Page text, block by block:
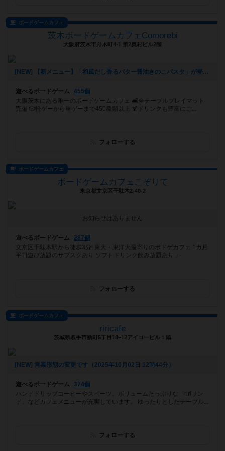
ボードゲームカフェ
茨木ボードゲームカフェComorebi
大阪府茨木市舟木町4-1 第2奥村ビル2階
[NEW] 【新メニュー】「和風だし香るバター醤油きのこパスタ」が登場！（2026年01月28日 20時37分）
遊べるボードゲーム
455個
大阪茨木にある唯一のボードゲームカフェ 🛋全テーブルプレイマット
完備 🎲軽ゲーから重ゲーまで450種類以上 🍹ドリンクも豊富にご...
フォローする
ボードゲームカフェ
ボードゲームカフェこぞりて
東京都文京区千駄木2-40-2
お知らせはありません
遊べるボードゲーム
287個
文京区千駄木駅から徒歩3分! 東大・東洋大最寄りのボドゲカフェ 1カ月
平日遊び放題のサブスクあり ソフトドリンク飲み放題あり ...
フォローする
ボードゲームカフェ
riricafe
茨城県取手市新町5丁目18−12アイコービル１階
[NEW] 営業形態の変更です（2025年10月02日 12時44分）
遊べるボードゲーム
374個
ハンドドリップコーヒーやスイーツ、ボリュームたっぷりな「ririサン
ド」などカフェメニューが充実しています。 ゆったりとしたテーブル...
フォローする